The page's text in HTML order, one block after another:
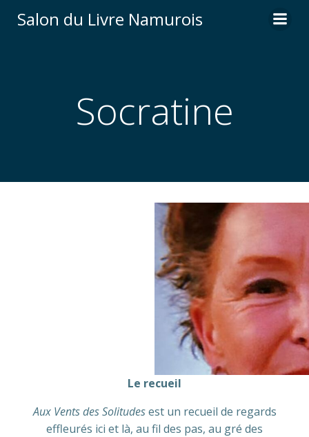
au
Salon du Livre Namurois
Socratine
Le recueil
Aux Vents des Solitudesest un recueil de regards
effleurés ici et là, au fil des pas, au gré des